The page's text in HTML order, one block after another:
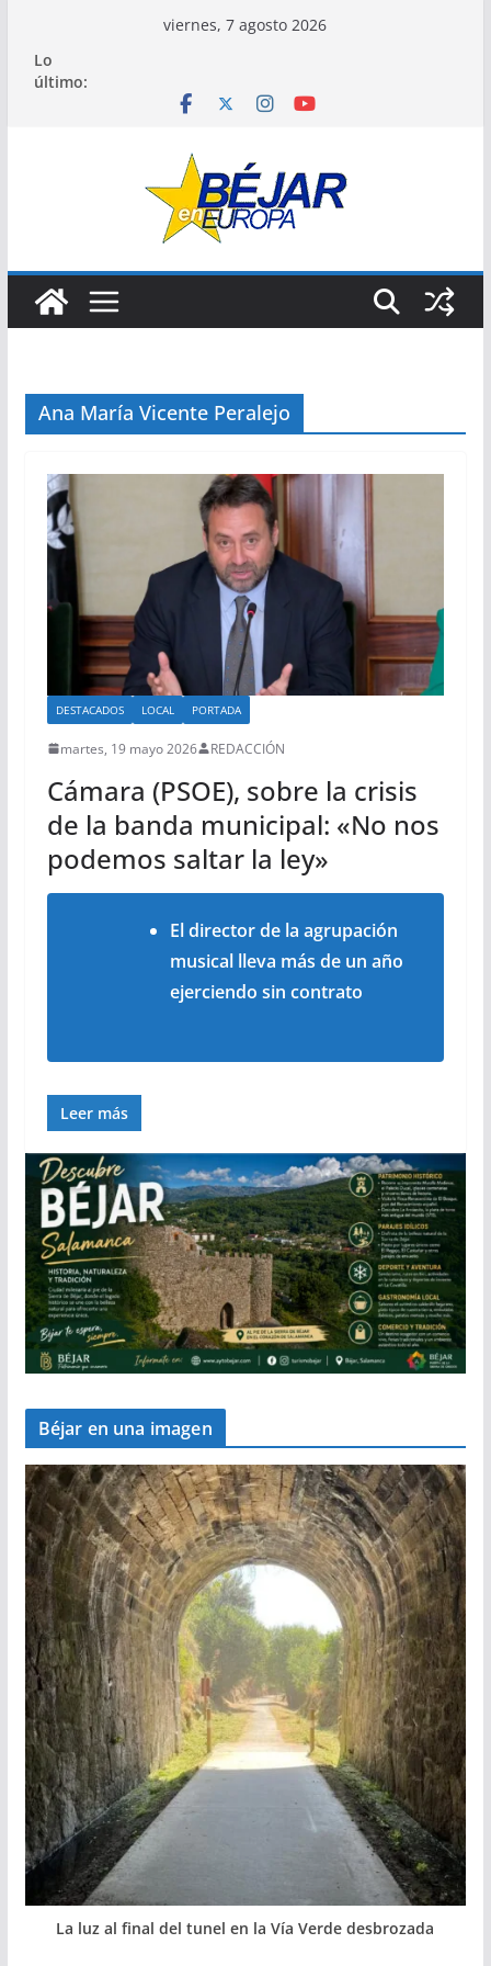
contenido
viernes, 7 agosto 2026
Lo
último:
Ana María Vicente Peralejo
DESTACADOS LOCAL PORTADA
martes, 19 mayo 2026 REDACCIÓN
Cámara (PSOE), sobre la crisis
de la banda municipal: «No nos
podemos saltar la ley»
El director de la agrupación
musical lleva más de un año
ejerciendo sin contrato
Leer más
Béjar en una imagen
La luz al final del tunel en la Vía Verde desbrozada